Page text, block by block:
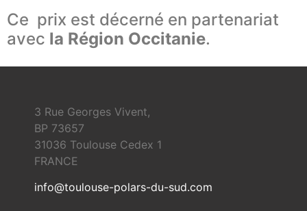
Ce prix est décerné en partenariat
avec la Région Occitanie.
3 Rue Georges Vivent,
BP 73657
31036 Toulouse Cedex 1
FRANCE
info@toulouse-polars-du-sud.com